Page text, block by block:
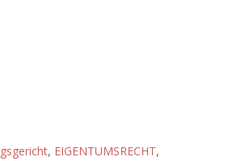
, EIGENTUMSRECHT,